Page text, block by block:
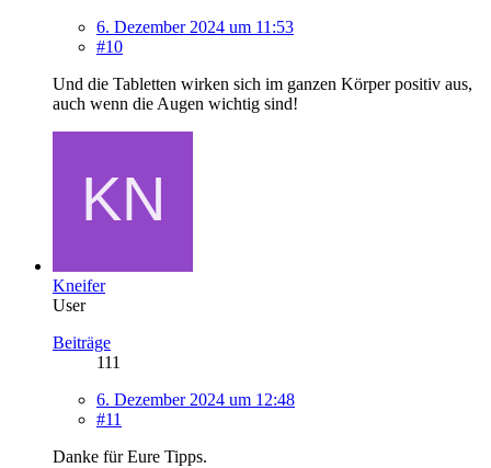
6. Dezember 2024 um 11:53
#10
Und die Tabletten wirken sich im ganzen Körper positiv aus,
auch wenn die Augen wichtig sind!
Kneifer
User
Beiträge
111
6. Dezember 2024 um 12:48
#11
Danke für Eure Tipps.